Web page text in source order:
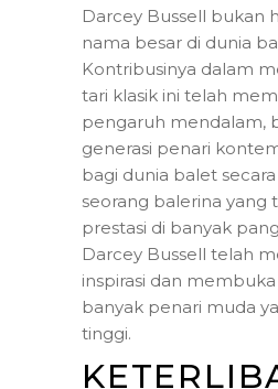
Darcey Bussell bukan
nama besar di dunia
Kontribusinya dalam
tari klasik ini telah
pengaruh mendalam,
generasi penari
bagi dunia balet
seorang balerina yang
prestasi di banyak
Darcey Bussell telah
inspirasi dan
banyak penari muda
tinggi.